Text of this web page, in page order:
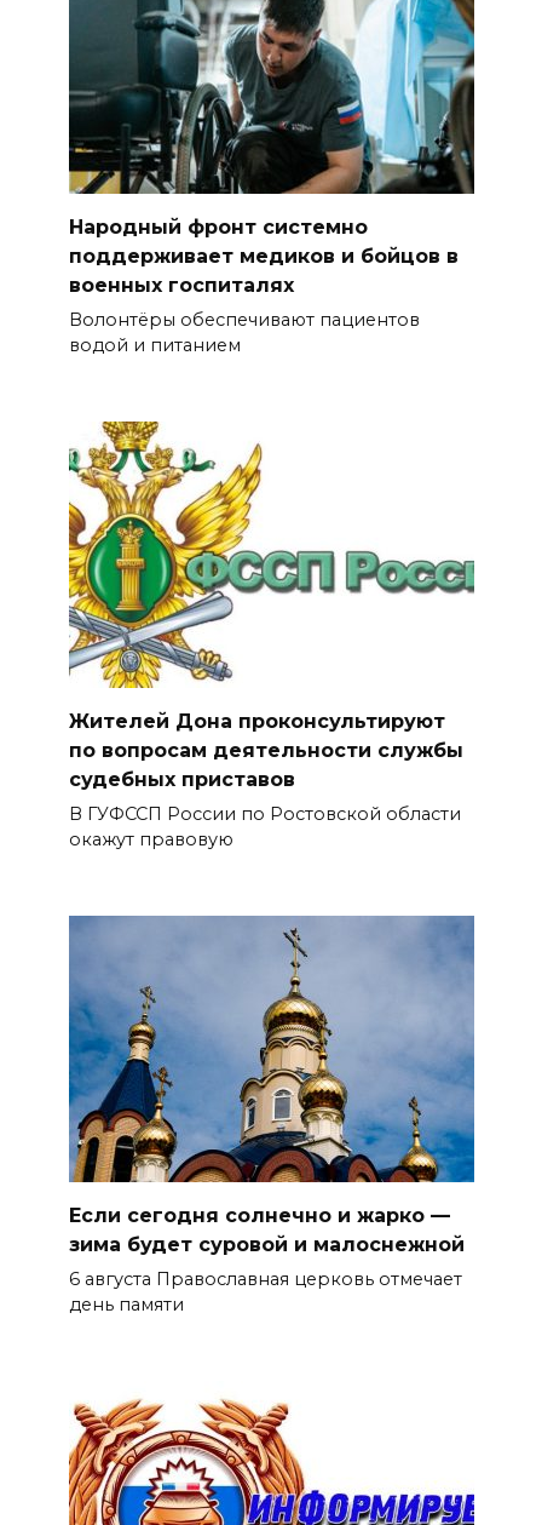
Народный фронт системно
поддерживает медиков и бойцов в
военных госпиталях
Волонтёры обеспечивают пациентов
водой и питанием
Жителей Дона проконсультируют
по вопросам деятельности службы
судебных приставов
В ГУФССП России по Ростовской области
окажут правовую
Если сегодня солнечно и жарко —
зима будет суровой и малоснежной
6 августа Православная церковь отмечает
день памяти